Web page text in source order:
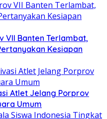
VII Banten Terlambat,
Kesiapan
Atlet Jelang Porprov
Umum